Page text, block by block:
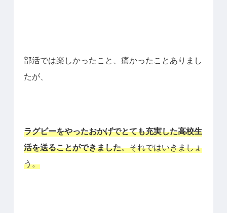
部活では楽しかったこと、痛かったことありまし
たが、
ラグビーをやったおかげでとても充実した高校生
活を送ることができました。それではいきましょ
う。